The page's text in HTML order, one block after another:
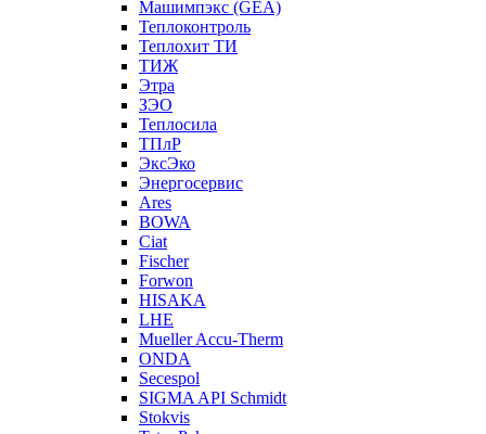
Машимпэкс (GEA)
Теплоконтроль
Теплохит ТИ
ТИЖ
Этра
ЗЭО
Теплосила
ТПлР
ЭксЭко
Энергосервис
Ares
BOWA
Ciat
Fischer
Forwon
HISAKA
LHE
Mueller Accu-Therm
ONDA
Secespol
SIGMA API Schmidt
Stokvis